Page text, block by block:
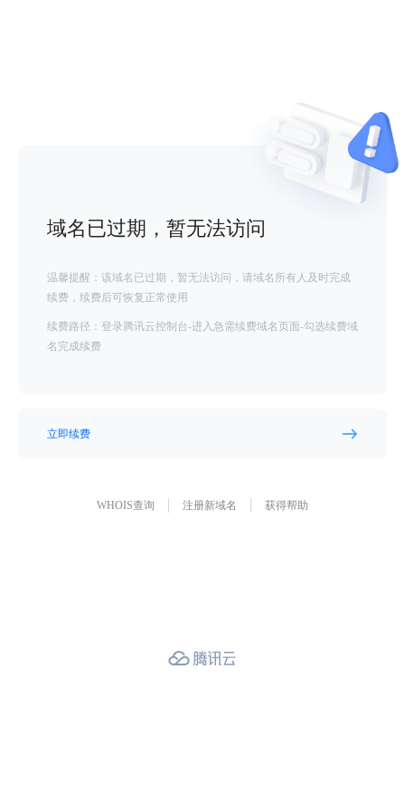
域名已过期，暂无法访问
温馨提醒：该域名已过期，暂无法访问，请域名所有人及时完成
续费，续费后可恢复正常使用
续费路径：登录腾讯云控制台-进入急需续费域名页面-勾选续费域
名完成续费
立即续费
WHOIS查询 注册新域名 获得帮助